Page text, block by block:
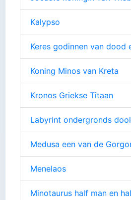
Kalypso
Keres godinnen van dood
Koning Minos van Kreta
Kronos Griekse Titaan
Labyrint ondergronds
Medusa een van de
Menelaos
Minotaurus half man en